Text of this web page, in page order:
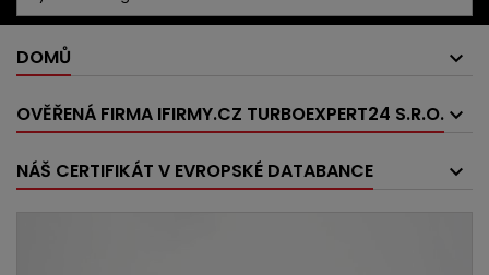
DOMŮ
OVĚŘENÁ FIRMA IFIRMY.CZ TURBOEXPERT24 S.R.O.
NÁŠ CERTIFIKÁT V EVROPSKÉ DATABANCE